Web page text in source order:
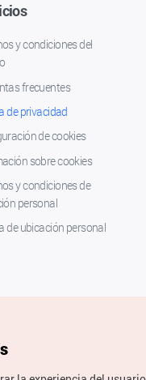
y condiciones del
frecuentes
de privacidad
de cookies
sobre cookies
y condiciones de
personal
de ubicación personal